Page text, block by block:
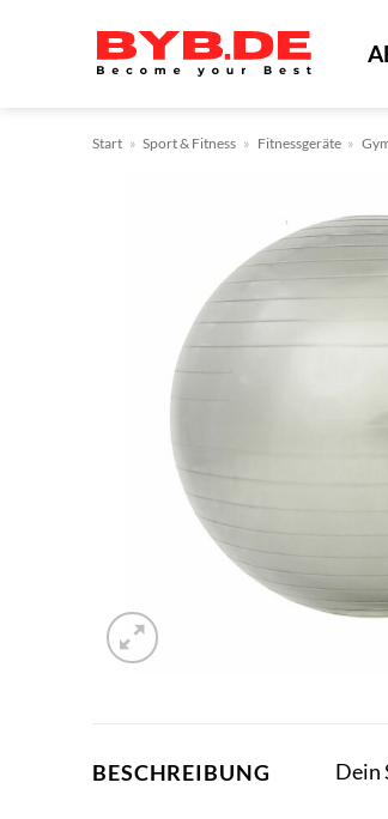
Start » Sport & Fitness » Fitnessgeräte »
BESCHREIBUNG Dein